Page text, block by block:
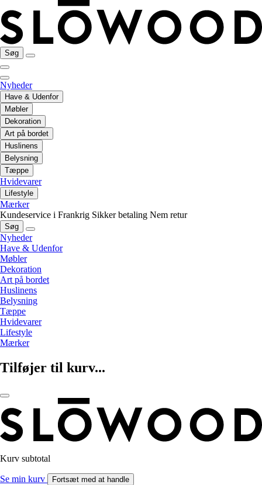
Søg
Nyheder
Have & Udenfor
Møbler
Dekoration
Art på bordet
Huslinens
Belysning
Tæppe
Hvidevarer
Lifestyle
Mærker
Kundeservice i Frankrig Sikker betaling Nem retur
Søg
Nyheder
Have & Udenfor
Møbler
Dekoration
Art på bordet
Huslinens
Belysning
Tæppe
Hvidevarer
Lifestyle
Mærker
Tilføjer til kurv...
Kurv subtotal
Se min kurv Fortsæt med at handle